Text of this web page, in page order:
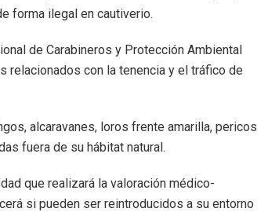
forma ilegal en cautiverio.
de Carabineros y Protección Ambiental
relacionados con la tenencia y el tráfico de
alcaravanes, loros frente amarilla, pericos
fuera de su hábitat natural.
que realizará la valoración médico-
si pueden ser reintroducidos a su entorno